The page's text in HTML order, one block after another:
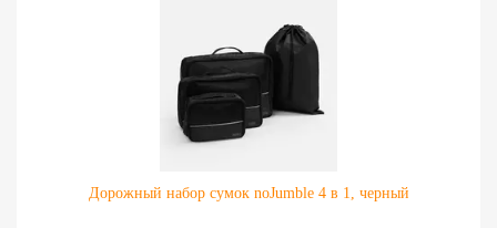
Дорожный набор сумок noJumble 4 в 1, черный